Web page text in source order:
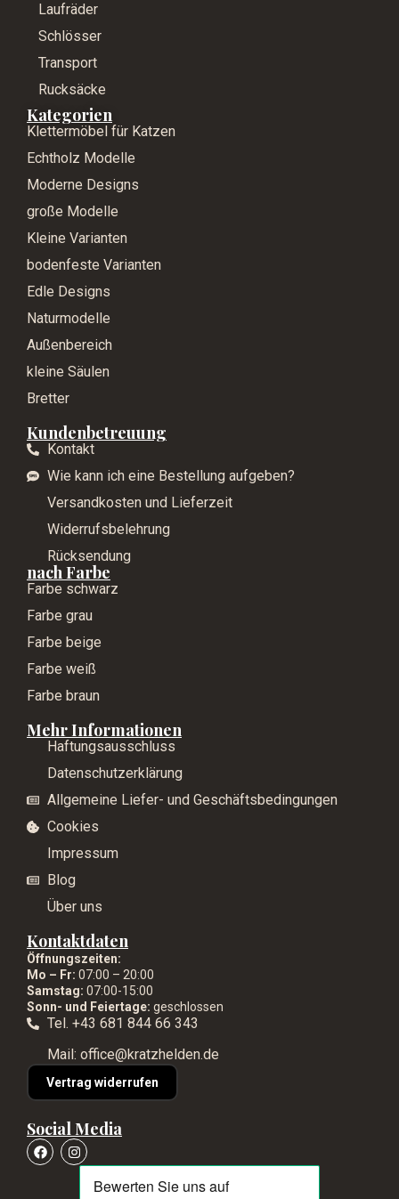
Laufräder
Schlösser
Transport
Rucksäcke
Kategorien
Klettermöbel für Katzen
Echtholz Modelle
Moderne Designs
große Modelle
Kleine Varianten
bodenfeste Varianten
Edle Designs
Naturmodelle
Außenbereich
kleine Säulen
Bretter
Kundenbetreuung
Kontakt
Wie kann ich eine Bestellung aufgeben?
Versandkosten und Lieferzeit
Widerrufsbelehrung
Rücksendung
nach Farbe
Farbe schwarz
Farbe grau
Farbe beige
Farbe weiß
Farbe braun
Mehr Informationen
Haftungsausschluss
Datenschutzerklärung
Allgemeine Liefer- und Geschäftsbedingungen
Cookies
Impressum
Blog
Über uns
Kontaktdaten
Öffnungszeiten:
Mo – Fr: 07:00 – 20:00
Samstag: 07:00-15:00
Sonn- und Feiertage: geschlossen
Tel. +43 681 844 66 343
Mail: office@kratzhelden.de
Vertrag widerrufen
Social Media